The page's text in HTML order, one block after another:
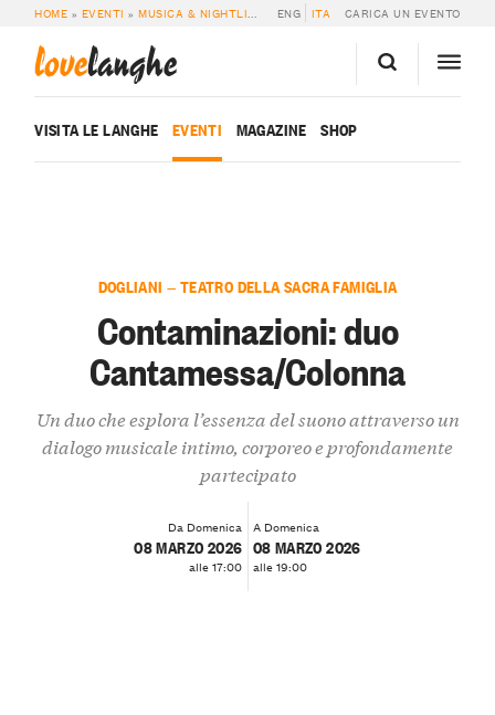
HOME » EVENTI »MUSICA & NIGHTLIFE CONTAMINAZIONI: DUO
ENG ITA CARICA UN EVENTO
lovelanghe
VISITA LE LANGHE EVENTI MAGAZINE SHOP
DOGLIANI — TEATRO DELLA SACRA FAMIGLIA
Contaminazioni: duo
Cantamessa/Colonna
Un duo che esplora l’essenza del suono attraverso un
dialogo musicale intimo, corporeo e profondamente
partecipato
Da Domenica
08 MARZO 2026
alle 17:00
A Domenica
08 MARZO 2026
alle 19:00